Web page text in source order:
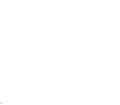
.